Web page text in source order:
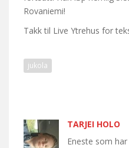
Rovaniemi!
Takk til Live Ytrehus for
jukola
TARJEI HOLO
Eneste som